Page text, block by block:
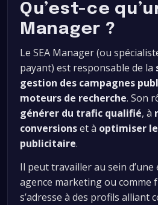
Qu’est-ce
Manager ?
Le SEA Manager (ou
payant) est responsable de la
gestion des campagnes
moteurs de recherche. Son
générer du trafic qualifié, à
conversionset à optimiser
publicitaire.
Il peut travailler au sein d’une
agence marketing ou comme
s’adresse à des profils alliant